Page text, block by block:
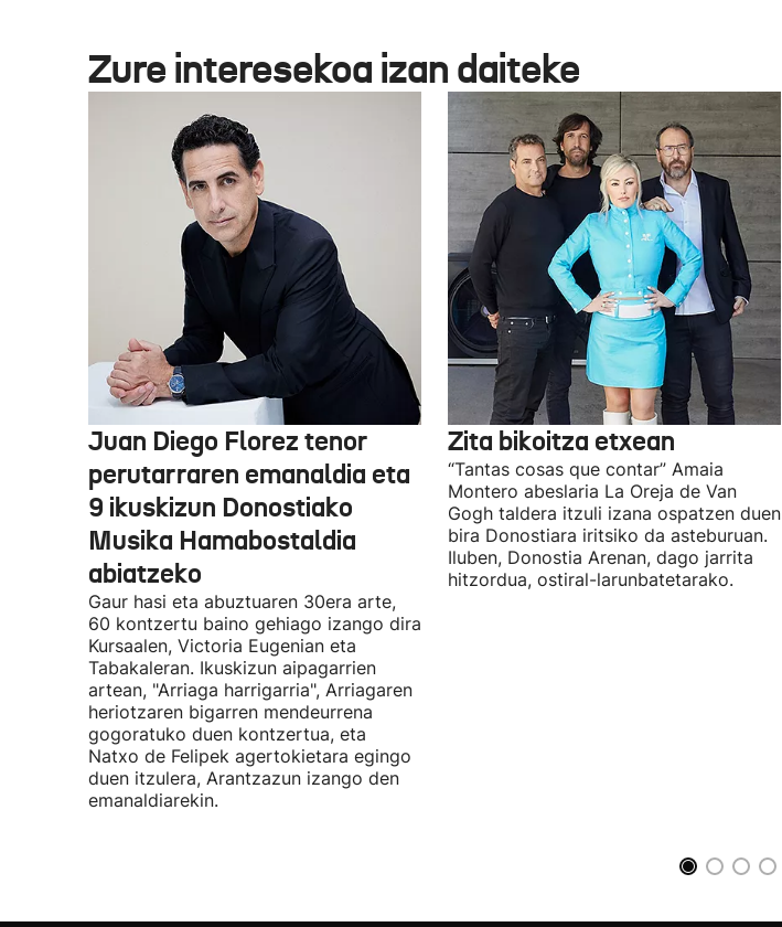
Zure interesekoa izan daiteke
Juan Diego Florez tenor
perutarraren emanaldia eta
9 ikuskizun Donostiako
Musika Hamabostaldia
abiatzeko
Gaur hasi eta abuztuaren 30era arte,
60 kontzertu baino gehiago izango dira
Kursaalen, Victoria Eugenian eta
Tabakaleran. Ikuskizun aipagarrien
artean, "Arriaga harrigarria", Arriagaren
heriotzaren bigarren mendeurrena
gogoratuko duen kontzertua, eta
Natxo de Felipek agertokietara egingo
duen itzulera, Arantzazun izango den
emanaldiarekin.
Zita bikoitza etxean
“Tantas cosas que contar” Amaia
Montero abeslaria La Oreja de Van
Gogh taldera itzuli izana ospatzen duen
bira Donostiara iritsiko da asteburuan.
Iluben, Donostia Arenan, dago jarrita
hitzordua, ostiral-larunbatetarako.